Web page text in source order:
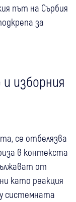
път на Сърбия
за
изборния
се отбелязва
в контекста
от
като реакция
системната